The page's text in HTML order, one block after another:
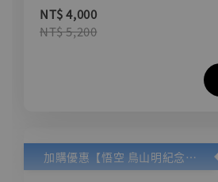
NT$ 4,000
NT$ 5,200
加購優惠【悟空 鳥山明紀念款 [奇蹟工作室]】